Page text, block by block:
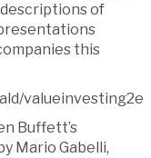
of
this
valueinvesting2e
Buffett’s
Mario Gabelli,